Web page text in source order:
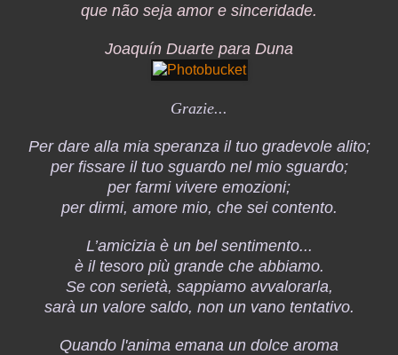
que não seja amor e sinceridade.
Joaquín Duarte para Duna
Grazie...
Per dare alla mia speranza il tuo gradevole alito;
per fissare il tuo sguardo nel mio sguardo;
per farmi vivere emozioni;
per dirmi, amore mio, che sei contento.
L’amicizia è un bel sentimento...
è il tesoro più grande che abbiamo.
Se con serietà, sappiamo avvalorarla,
sarà un valore saldo, non un vano tentativo.
Quando l'anima emana un dolce aroma